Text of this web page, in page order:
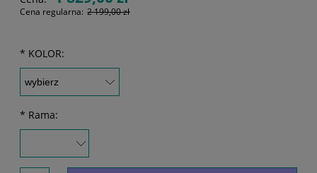
Cena regularna: 2 199,00 zł
* KOLOR:
* Rama: